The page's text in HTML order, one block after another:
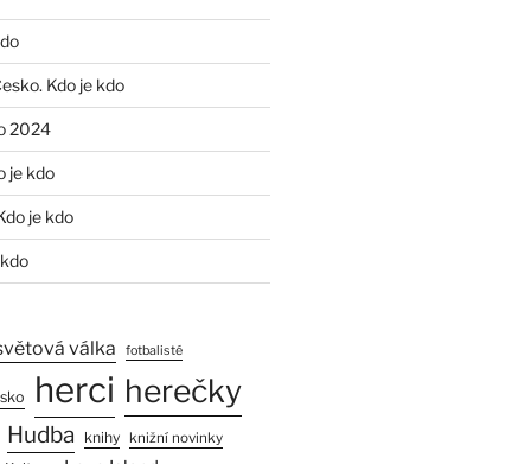
Kdo je kdo
2024
je kdo
je kdo
válka fotbalisté
herci herečky
Hudba knihy knižní novinky